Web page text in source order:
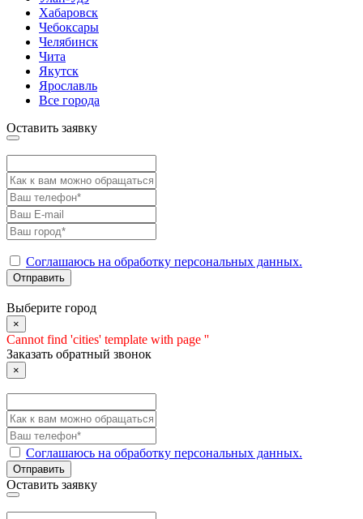
Хабаровск
Чебоксары
Челябинск
Чита
Якутск
Ярославль
Все города
Оставить заявку
Соглашаюсь на обработку персональных данных.
Отправить
Выберите город
×
Cannot find 'cities' template with page ''
Заказать обратный звонок
×
Соглашаюсь на обработку персональных данных.
Отправить
Оставить заявку